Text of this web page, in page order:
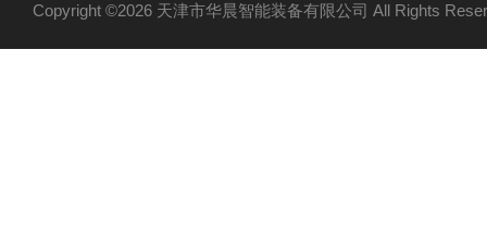
Copyright ©2026 天津市华晨智能装备有限公司 All Rights